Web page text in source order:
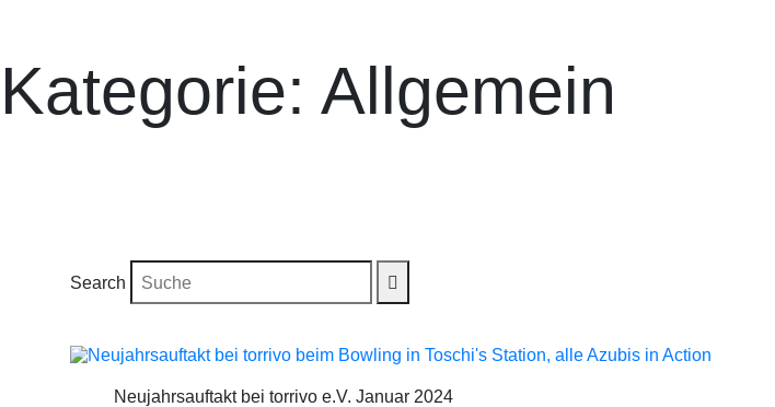
Kategorie: Allgemein
Search
Neujahrsauftakt bei torrivo e.V. Januar 2024